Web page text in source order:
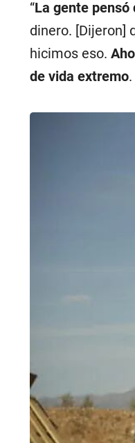
“La gente
dinero. [Dijeron]
hicimos eso.
de vida extremo.